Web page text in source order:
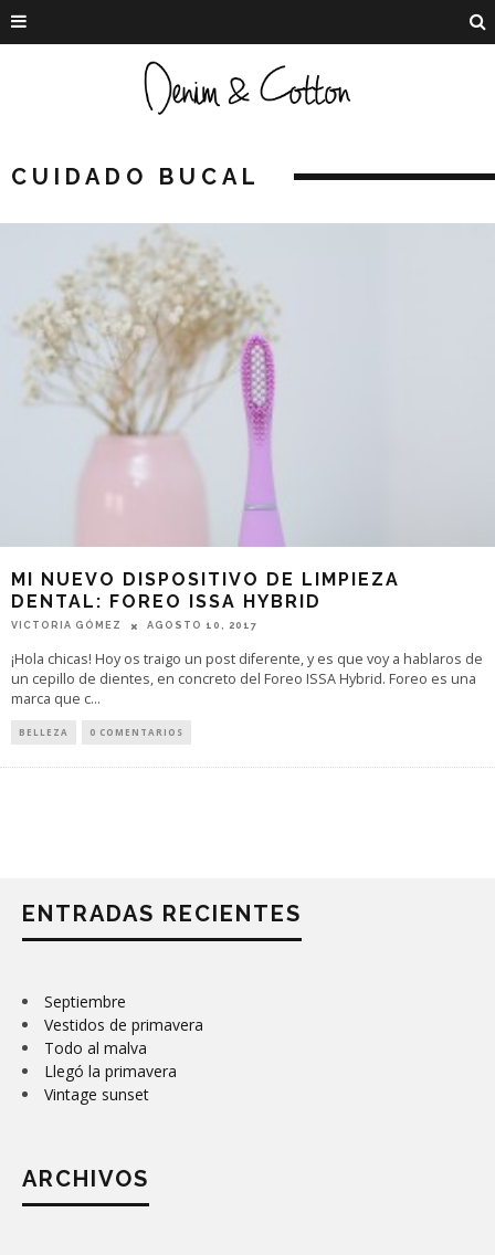
CUIDADO BUCAL
MI NUEVO DISPOSITIVO DE LIMPIEZA
DENTAL: FOREO ISSA HYBRID
VICTORIA GÓMEZ AGOSTO 10, 2017
¡Hola chicas! Hoy os traigo un post diferente, y es que voy a hablaros de
un cepillo de dientes, en concreto del Foreo ISSA Hybrid. Foreo es una
marca que c...
BELLEZA 0 COMENTARIOS
ENTRADAS RECIENTES
Septiembre
Vestidos de primavera
Todo al malva
Llegó la primavera
Vintage sunset
ARCHIVOS